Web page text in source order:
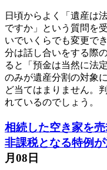
日頃からよく「遺産は
ですか」という質問を
いでいくらでも変更で
分は話し合いをする際
ると「預金は当然に法
のみが遺産分割の対象
ど当てはまりません。
れているのでしょう。
相続した空き家を
非課税となる特例が
月08日